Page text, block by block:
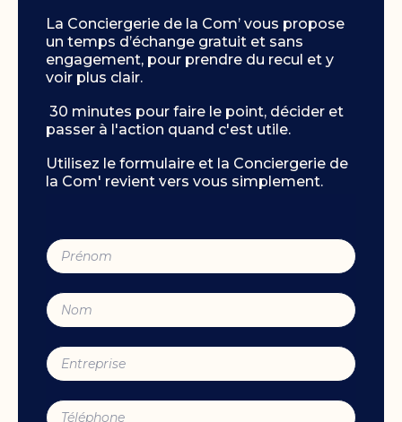
La Conciergerie de la Com’ vous propose
un temps d’échange gratuit et sans
engagement, pour prendre du recul et y
voir plus clair.
30 minutes pour faire le point, décider et
passer à l'action quand c'est utile.
Utilisez le formulaire et la Conciergerie de
la Com' revient vers vous simplement.